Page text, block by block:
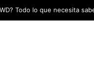
del Campeonato de